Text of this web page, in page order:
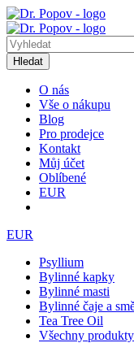
Hledat
O nás
Vše o nákupu
Blog
Pro prodejce
Kontakt
Můj účet
Oblíbené
EUR
EUR
Psyllium
Bylinné kapky
Bylinné masti
Bylinné čaje a
Tea Tree Oil
Všechny produkty